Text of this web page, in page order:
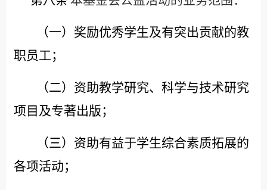
（一）奖励优秀学生及有突出贡献的教
职员工；
（二）资助教学研究、科学与技术研究
项目及专著出版；
（三）资助有益于学生综合素质拓展的
各项活动；